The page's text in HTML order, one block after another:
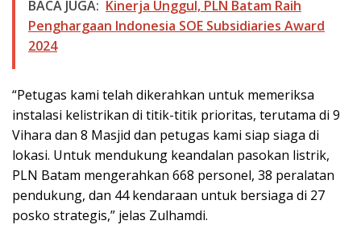
BACA JUGA: Kinerja Unggul, PLN Batam Raih
Penghargaan Indonesia SOE Subsidiaries Award
2024
“Petugas kami telah dikerahkan untuk memeriksa
instalasi kelistrikan di titik-titik prioritas, terutama di 9
Vihara dan 8 Masjid dan petugas kami siap siaga di
lokasi. Untuk mendukung keandalan pasokan listrik,
PLN Batam mengerahkan 668 personel, 38 peralatan
pendukung, dan 44 kendaraan untuk bersiaga di 27
posko strategis,” jelas Zulhamdi.